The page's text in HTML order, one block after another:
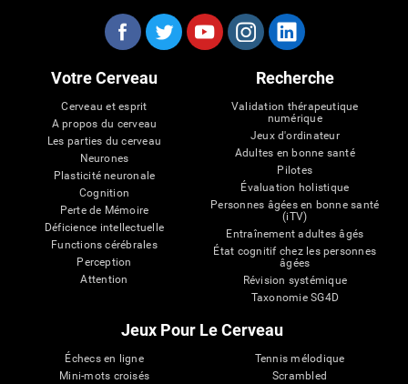
Votre Cerveau
Cerveau et esprit
A propos du cerveau
Les parties du cerveau
Neurones
Plasticité neuronale
Cognition
Perte de Mémoire
Déficience intellectuelle
Functions cérébrales
Perception
Attention
Recherche
Validation thérapeutique
numérique
Jeux d'ordinateur
Adultes en bonne santé
Pilotes
Évaluation holistique
Personnes âgées en bonne santé
(iTV)
Entraînement adultes âgés
État cognitif chez les personnes
âgées
Révision systémique
Taxonomie SG4D
Jeux Pour Le Cerveau
Échecs en ligne
Mini-mots croisés
Tennis mélodique
Scrambled